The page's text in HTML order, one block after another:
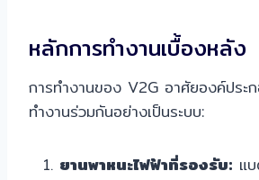
หลักการทำงานเบื้องหลัง
การทำงานของ V2G อาศัยองค์ปร
ทำงานร่วมกันอย่างเป็นระบบ:
ยานพาหนะไฟฟ้าที่รองรับ: แ